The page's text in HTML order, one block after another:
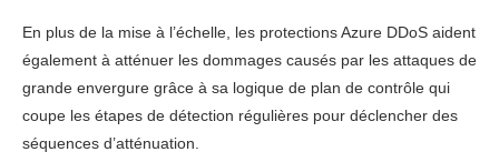
En plus de la mise à l’échelle, les protections Azure DDoS aident
également à atténuer les dommages causés par les attaques de
grande envergure grâce à sa logique de plan de contrôle qui
coupe les étapes de détection régulières pour déclencher des
séquences d’atténuation.